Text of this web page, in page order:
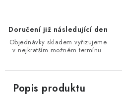
Doručení již následující den
Objednávky skladem vyřizujeme
v nejkratším možném termínu.
Popis produktu